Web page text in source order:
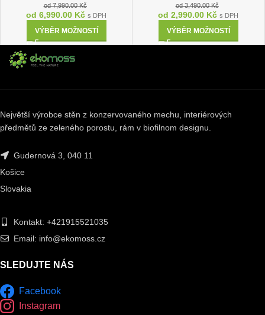
od7,990.00Kč
od 6,990.00 Kč s DPH
VÝBĚR MOŽNOSTÍ
od3,490.00Kč
od 2,990.00 Kč s DPH
VÝBĚR MOŽNOSTÍ
Největší výrobce stěn z konzervovaného mechu, interiérových
předmětů ze zeleného porostu, rám v biofilnom designu.
Gudernová 3, 040 11
Košice
Slovakia
Kontakt: +421915521035
Email: info@ekomoss.cz
SLEDUJTE NÁS
Facebook
Instagram